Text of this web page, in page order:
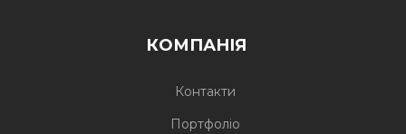
КОМПАНІЯ
Контакти
Портфоліо